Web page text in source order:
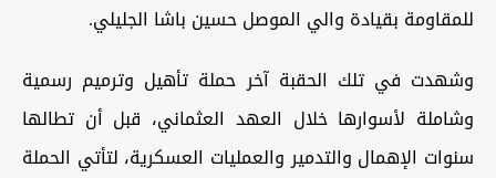
للمقاومة بقيادة والي الموصل حسين باشا الجليلي.
وشهدت في تلك الحقبة آخر حملة تأهيل وترميم رسمية
وشاملة لأسوارها خلال العهد العثماني، قبل أن تطالها
سنوات الإهمال والتدمير والعمليات العسكرية، لتأتي الحملة